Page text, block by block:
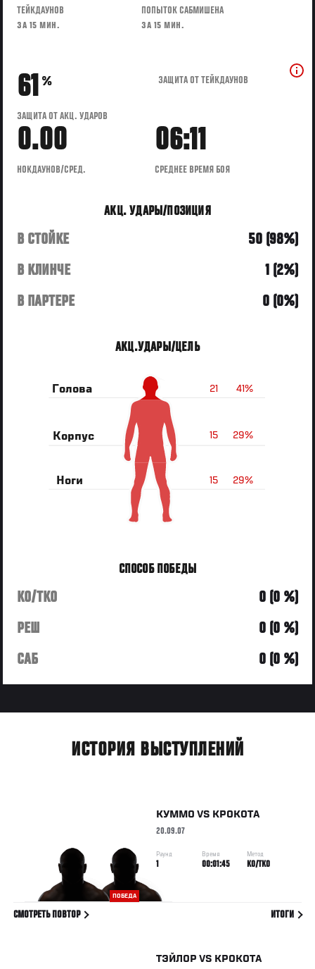
ТЕЙКДАУНОВ
ЗА 15 МИН.
ПОПЫТОК САБМИШЕНА
ЗА 15 МИН.
61 %
ЗАЩИТА ОТ АКЦ. УДАРОВ
ЗАЩИТА ОТ ТЕЙКДАУНОВ
0.00
НОКДАУНОВ/СРЕД.
06:11
СРЕДНЕЕ ВРЕМЯ БОЯ
АКЦ. УДАРЫ/ПОЗИЦИЯ
В СТОЙКЕ
50 (98%)
В КЛИНЧЕ
1 (2%)
В ПАРТЕРЕ
0 (0%)
АКЦ.УДАРЫ/ЦЕЛЬ
41%
21
Голова
29%
15
Корпус
29%
15
Ноги
СПОСОБ ПОБЕДЫ
KO/TKO
0 (0 %)
РЕШ
0 (0 %)
САБ
0 (0 %)
ИСТОРИЯ ВЫСТУПЛЕНИЙ
ПОБЕДА
КУММО VS КРОКОТА
20.09.07
Раунд
1
Время
00:01:45
Метод
KO/TKO
СМОТРЕТЬ ПОВТОР ИТОГИ
ТЭЙЛОР VS КРОКОТА